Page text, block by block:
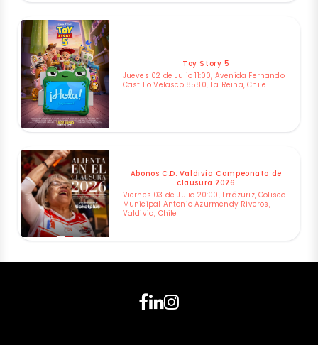
Toy Story 5
Jueves 02 de Julio 11:00, Avenida Fernando
Castillo Velasco 8580, La Reina, Chile
Abonos C.D. Valdivia Campeonato de
clausura 2026
Viernes 03 de Julio 20:00, Errázuriz, Coliseo
Municipal Antonio Azurmendy Riveros,
Valdivia, Chile